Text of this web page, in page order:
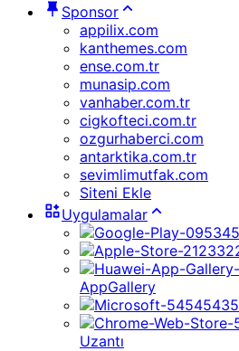
Sponsor
appilix.com
kanthemes.com
ense.com.tr
munasip.com
vanhaber.com.tr
cigkofteci.com.tr
ozgurhaberci.com
antarktika.com.tr
sevimlimutfak.com
Siteni Ekle
Uygulamalar
AppGallery
Uzantı